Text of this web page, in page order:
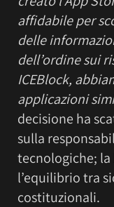
affidabile per
delle
dell’ordine sui
ICEBlock,
applicazioni
decisione ha
sulla
tecnologiche; la
l’equilibrio tra
costituzionali.